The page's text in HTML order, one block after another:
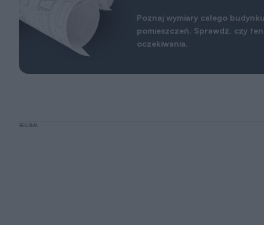
Poznaj wymiary całego
pomieszczeń. Sprawdź, czy
oczekiwania.
REKLAMA